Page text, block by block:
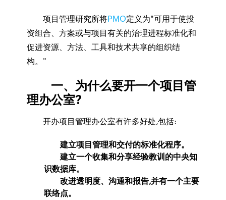
项目管理研究所将PMO定义为"可用于使投
资组合、方案或与项目有关的治理进程标准化和
促进资源、方法、工具和技术共享的组织结
构。"
一、为什么要开一个项目管
理办公室?
开办项目管理办公室有许多好处,包括:
建立项目管理和交付的标准化程序。
建立一个收集和分享经验教训的中央知
识数据库。
改进透明度、沟通和报告,并有一个主要
联络点。